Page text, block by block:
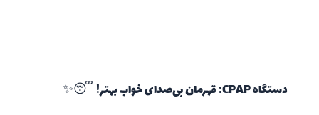
دستگاه CPAP: قهرمان بی‌صدای خواب بهتر! 😴✨